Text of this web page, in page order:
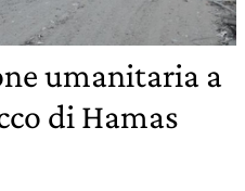
umanitaria a
di Hamas